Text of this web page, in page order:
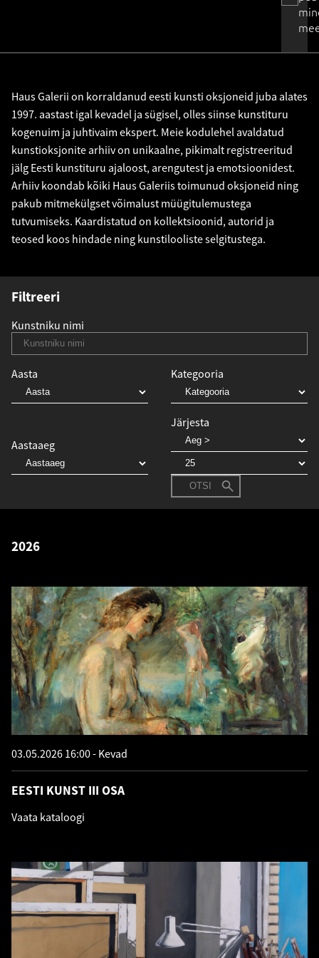
Haus Galerii on korraldanud eesti kunsti oksjoneid juba alates
1997. aastast igal kevadel ja sügisel, olles siinse kunstituru
kogenuim ja juhtivaim ekspert. Meie kodulehel avaldatud
kunstioksjonite arhiiv on unikaalne, pikimalt registreeritud
jälg Eesti kunstituru ajaloost, arengutest ja emotsioonidest.
Arhiiv koondab kõiki Haus Galeriis toimunud oksjoneid ning
pakub mitmekülgset võimalust müügitulemustega
tutvumiseks. Kaardistatud on kollektsioonid, autorid ja
teosed koos hindade ning kunstilooliste selgitustega.
Filtreeri
Kunstniku nimi
Kategooria
Aasta
Aastaaeg
Järjesta
OTSI
2026
EESTI KUNST III OSA
03.05.2026 16:00 Kevad
Vaata kataloogi